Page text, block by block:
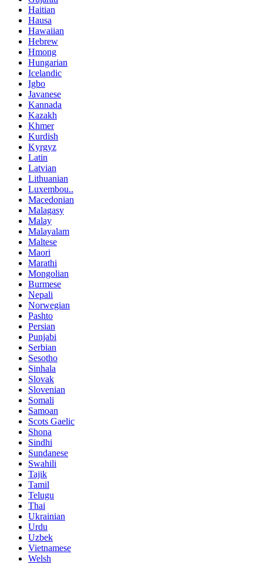
Haitian
Hausa
Hawaiian
Hebrew
Hmong
Hungarian
Icelandic
Igbo
Javanese
Kannada
Kazakh
Khmer
Kurdish
Kyrgyz
Latin
Latvian
Lithuanian
Luxembou..
Macedonian
Malagasy
Malay
Malayalam
Maltese
Maori
Marathi
Mongolian
Burmese
Nepali
Norwegian
Pashto
Persian
Punjabi
Serbian
Sesotho
Sinhala
Slovak
Slovenian
Somali
Samoan
Scots Gaelic
Shona
Sindhi
Sundanese
Swahili
Tajik
Tamil
Telugu
Thai
Ukrainian
Urdu
Uzbek
Vietnamese
Welsh